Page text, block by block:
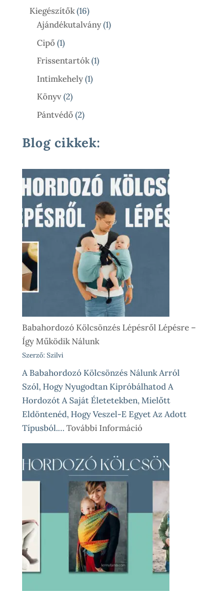
Termék
Kiegészítők 1616
Termék
Ajándékutalvány 11
Cipő 11
Termék
Frissentartók 11
Intimkehely 11
Könyv 22
Termék
Pántvédő 22
Blog cikkek:
Babahordozó Kölcsönzés Lépésről Lépésre –
Így Működik Nálunk
Szerző: Szilvi
A Babahordozó Kölcsönzés Nálunk Arról
Szól, Hogy Nyugodtan Kipróbálhatod A
Hordozót A Saját Életetekben, Mielőtt
Eldöntenéd, Hogy Veszel-E Egyet Az Adott
Típusból.…További Információ:
Babahordozó
Kölcsönzés
Lépésről
Lépésre
Így
Működik
Nálunk